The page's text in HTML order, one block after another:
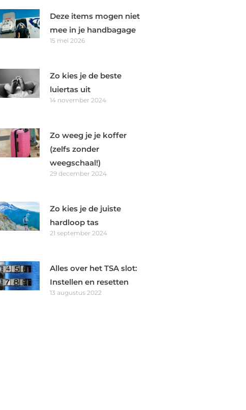
–
Crossbody Full Moon –
White
Toon alle verkopers (2)
Deze items mogen niet
mee in je handbagage
15 mei 2026
Zo kies je de beste
luiertas uit
14 november 2024
Zo weeg je je koffer
(zelfs zonder
weegschaal!)
29 december 2024
Zo kies je de juiste
hardloop tas
21 september 2024
Alles over het TSA slot:
Instellen en resetten
13 augustus 2022